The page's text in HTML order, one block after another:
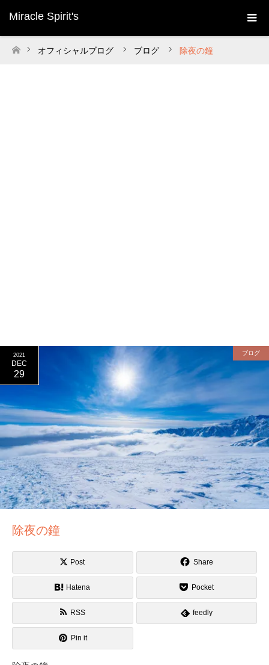
Miracle Spirit's
ホーム
オフィシャルブログ ブログ 除夜の鐘
2021
DEC
29
ブログ
除夜の鐘
Post Share
Hatena Pocket
RSS feedly
Pin it